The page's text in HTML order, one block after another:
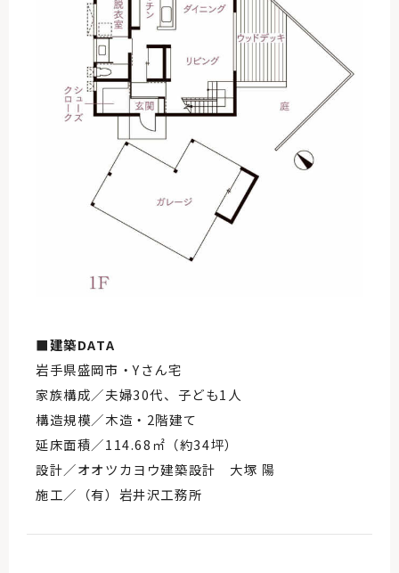
■建築DATA
岩手県盛岡市・Yさん宅
家族構成／夫婦30代、子ども1人
構造規模／木造・2階建て
延床面積／114.68㎡（約34坪）
設計／オオツカヨウ建築設計 大塚 陽
施工／（有）岩井沢工務所